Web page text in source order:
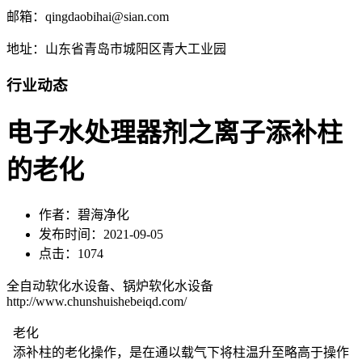
邮箱：qingdaobihai@sian.com
地址：山东省青岛市城阳区青大工业园
行业动态
电子水处理器剂之离子添补柱
的老化
作者：碧海净化
发布时间：2021-09-05
点击：1074
全自动软化水设备、锅炉软化水设备
http://www.chunshuishebeiqd.com/
老化
添补柱的老化操作，是在通以载气下将柱温升至略高于操作